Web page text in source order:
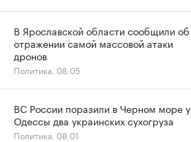
В Ярославской области сообщили об
отражении самой массовой атаки
дронов
Политика, 08:05
ВС России поразили в Черном море у
Одессы два украинских сухогруза
Политика, 08:01